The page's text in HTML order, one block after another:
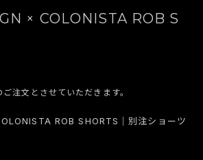
× COLONISTA ROB S
注文とさせていただきます。
ROB SHORTS｜別注ショーツ